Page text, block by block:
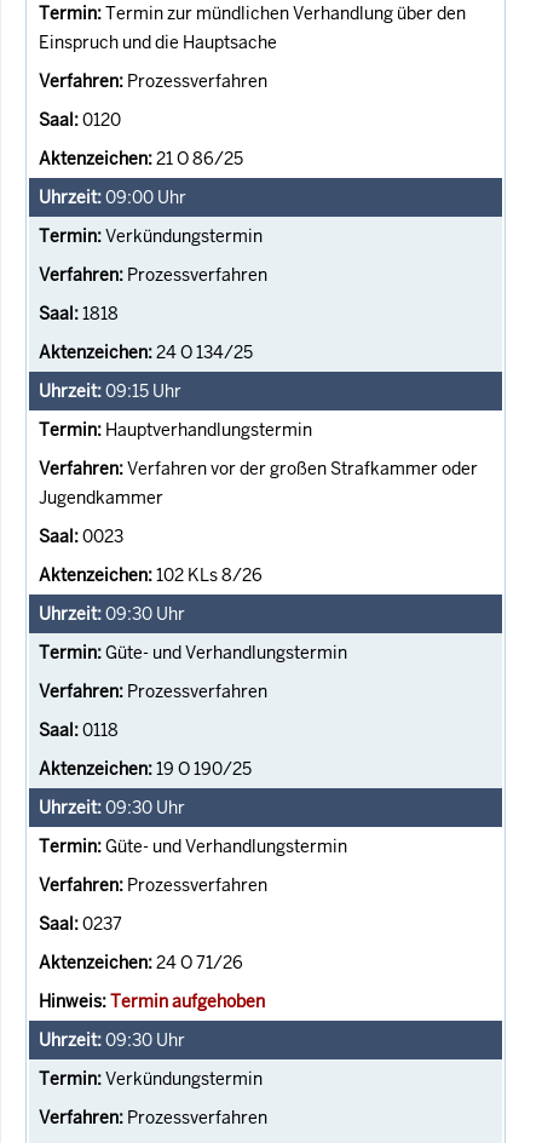
Termin zur mündlichen Verhandlung über den
Einspruch und die Hauptsache
Prozessverfahren
0120
21 O 86/25
09:00 Uhr
Verkündungstermin
Prozessverfahren
1818
24 O 134/25
09:15 Uhr
Hauptverhandlungstermin
Verfahren vor der großen Strafkammer oder
Jugendkammer
0023
102 KLs 8/26
09:30 Uhr
Güte- und Verhandlungstermin
Prozessverfahren
0118
19 O 190/25
09:30 Uhr
Güte- und Verhandlungstermin
Prozessverfahren
0237
24 O 71/26
Termin aufgehoben
09:30 Uhr
Verkündungstermin
Prozessverfahren